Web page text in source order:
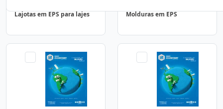
Lajotas em EPS para lajes Molduras em EPS